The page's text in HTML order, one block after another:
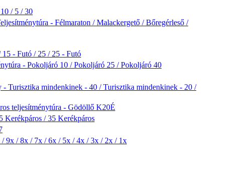
/ 5 / 30
- Félmaraton / Malackergető / Bőregérleső /
- Futó / 25 / 25 - Futó
- Pokoljáró 10 / Pokoljáró 25 / Pokoljáró 40
Turisztika mindenkinek - 40 / Turisztika mindenkinek - 20 /
teljesítménytúra - Gödöllő K20É
Kerékpáros / 35 Kerékpáros
9x / 8x / 7x / 6x / 5x / 4x / 3x / 2x / 1x